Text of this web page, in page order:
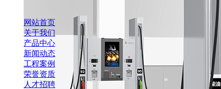
网站首页
关于我们
产品中心
新闻动态
工程案例
荣誉资质
人才招聘